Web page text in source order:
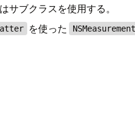
サブクラスを使用する。
を使った NSMeasurement